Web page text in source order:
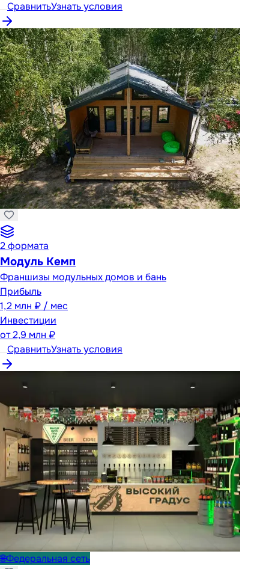
СравнитьУзнать условия
2формата
Модуль Кемп
Франшизы модульных домов и бань
Прибыль
1,2 млн ₽ / мес
Инвестиции
от2,9 млн ₽
СравнитьУзнать условия
🌐Федеральная сеть